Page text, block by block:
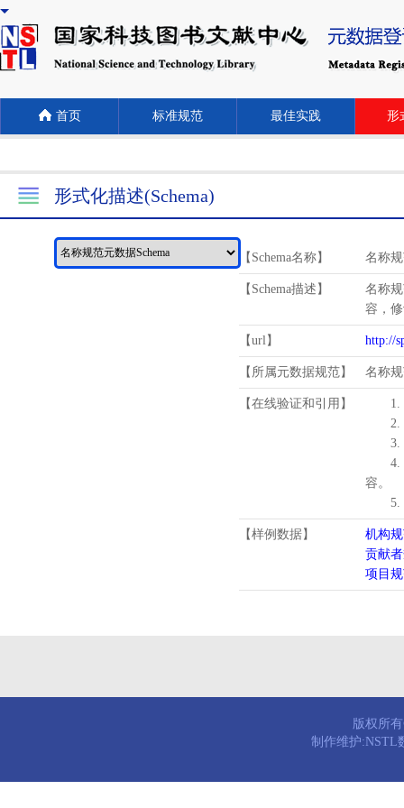
首页 标准规范 最佳实践 形
形式化描述(Schema)
【Schema名称】 名称规
【Schema描述】
名称
容，
【url】 http://
【所属元数据规范】 名称
【在线验证和引用】
1.
2.
3.
4.
容。
5.
【样例数据】
机构
贡献
项目
版权所
制作维护:NSTL